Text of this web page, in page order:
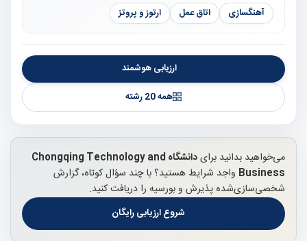
آهنگسازی اتاق عمل ارتوز و پروتز
ارزیابی هوشمند
همه 20 رشته
می‌خواهید بدانید برای
دانشگاه Chongqing Technology and
Business واجد شرایط هستید؟ با چند سؤال کوتاه، گزارش
شخصی‌سازی‌شده پذیرش و بورسیه را دریافت کنید.
شروع ارزیابی رایگان